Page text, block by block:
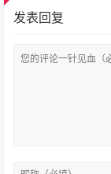
发表回复